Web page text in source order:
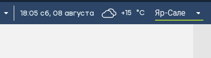
18:05 сб, 08 августа +15 °C Яр-Сале